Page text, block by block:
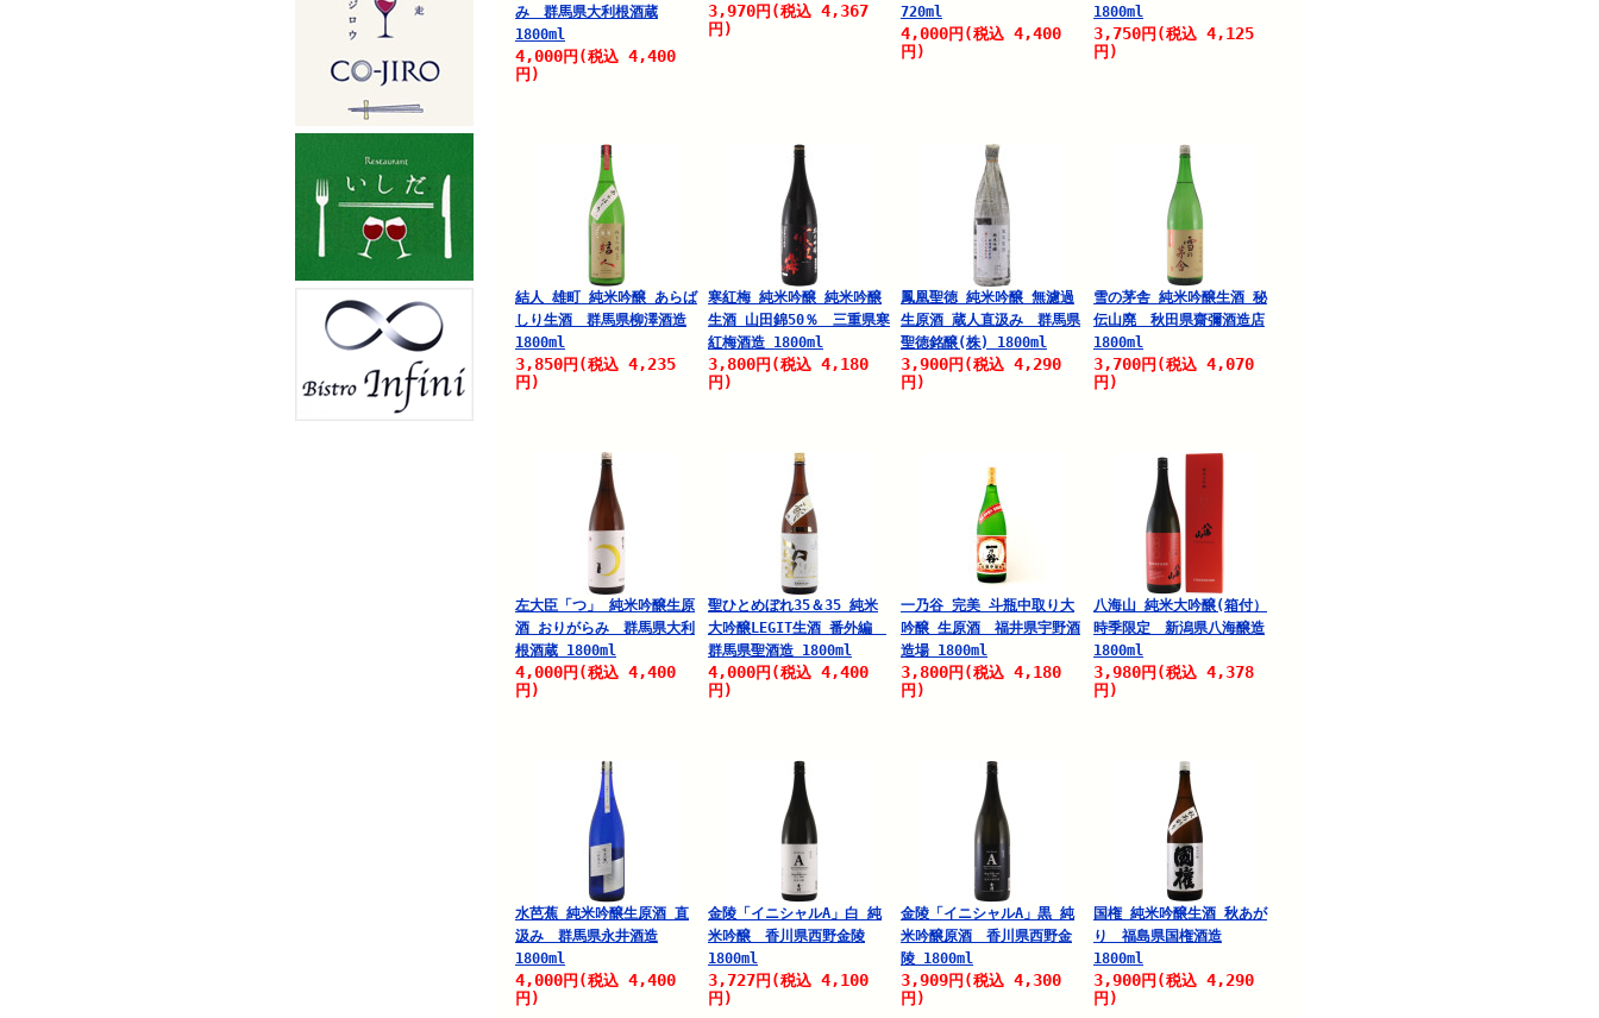
み 群馬県大利根酒蔵
1800ml
4,000円 (税込 4,400
円)
3,970円 (税込 4,367
円)
720ml
4,000円 (税込 4,400
円)
1800ml
3,750円 (税込 4,125
円)
結人 雄町 純米吟醸 あらば
しり生酒 群馬県柳澤酒造
1800ml
3,850円 (税込 4,235
円)
寒紅梅 純米吟醸 純米吟醸
生酒 山田錦50％ 三重県寒
紅梅酒造 1800ml
3,800円 (税込 4,180
円)
鳳凰聖徳 純米吟醸 無濾過
生原酒 蔵人直汲み 群馬県
聖徳銘醸(株) 1800ml
3,900円 (税込 4,290
円)
雪の茅舎 純米吟醸生酒 秘
伝山廃 秋田県齋彌酒造店
1800ml
3,700円 (税込 4,070
円)
左大臣「つ」 純米吟醸生原
酒 おりがらみ 群馬県大利
根酒蔵 1800ml
4,000円 (税込 4,400
円)
聖ひとめぼれ35＆35 純米
大吟醸LEGIT生酒 番外編
群馬県聖酒造 1800ml
4,000円 (税込 4,400
円)
一乃谷 完美 斗瓶中取り大
吟醸 生原酒 福井県宇野酒
造場 1800ml
3,800円 (税込 4,180
円)
八海山 純米大吟醸(箱付）
時季限定 新潟県八海醸造
1800ml
3,980円 (税込 4,378
円)
水芭蕉 純米吟醸生原酒 直
汲み 群馬県永井酒造
1800ml
4,000円 (税込 4,400
円)
金陵「イニシャルA」白 純
米吟醸 香川県西野金陵
1800ml
3,727円 (税込 4,100
円)
金陵「イニシャルA」黒 純
米吟醸原酒 香川県西野金
陵 1800ml
3,909円 (税込 4,300
円)
国権 純米吟醸生酒 秋あが
り 福島県国権酒造
1800ml
3,900円 (税込 4,290
円)